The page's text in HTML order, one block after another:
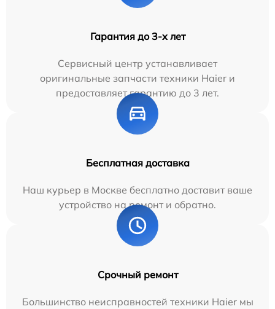
Гарантия до 3-х лет
Сервисный центр устанавливает
оригинальные запчасти техники Haier и
предоставляет гарантию до 3 лет.
Бесплатная доставка
Наш курьер в Москве бесплатно доставит ваше
устройство на ремонт и обратно.
Срочный ремонт
Большинство неисправностей техники Haier мы